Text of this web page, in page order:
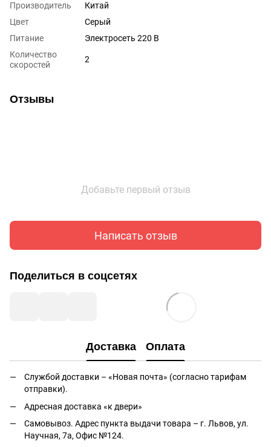
Производитель
Китай
Цвет
Серый
Питание
Электросеть 220 В
Количество
скоростей
2
Отзывы
Добавьте первый отзыв
Написать отзыв
Поделиться в соцсетях
Доставка Оплата
Службой доставки – «Новая почта» (согласно тарифам
отправки).
Адресная доставка «к двери»
Самовывоз. Адрес пункта выдачи товара – г. Львов, ул.
Научная, 7а, Офис №124.